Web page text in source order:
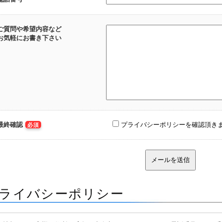
質問や希望内容など
気軽にお書き下さい
終確認 必須 プライバシーポリシーを確認頂き
イバシーポリシー